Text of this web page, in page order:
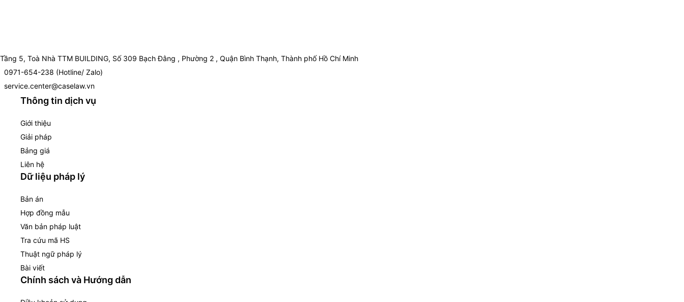
Tầng 5, Toà Nhà TTM BUILDING, Số 309 Bạch Đằng , Phường 2 , Quận Bình Thạnh, Thành phố Hồ Chí Minh
0971-654-238 (Hotline/ Zalo)
service.center@caselaw.vn
Thông tin dịch vụ
Giới thiệu
Giải pháp
Bảng giá
Liên hệ
Dữ liệu pháp lý
Bản án
Hợp đồng mẫu
Văn bản pháp luật
Tra cứu mã HS
Thuật ngữ pháp lý
Bài viết
Chính sách và Hướng dẫn